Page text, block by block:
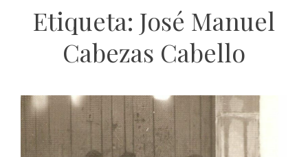
Etiqueta: José Manuel
Cabezas Cabello